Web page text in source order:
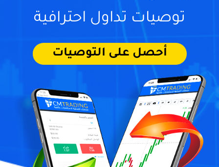
توصيات تداول احترافية
أحصل على التوصيات